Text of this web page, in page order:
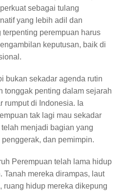
sebagai tulang
yang lebih adil dan
perempuan harus
keputusan, baik di
bukan sekadar agenda rutin
tonggak penting dalam sejarah
rumput di Indonesia. Ia
tak lagi mau sekadar
menjadi bagian yang
dan pemimpin.
Perempuan telah lama hidup
Tanah mereka dirampas, laut
ruang hidup mereka dikepung